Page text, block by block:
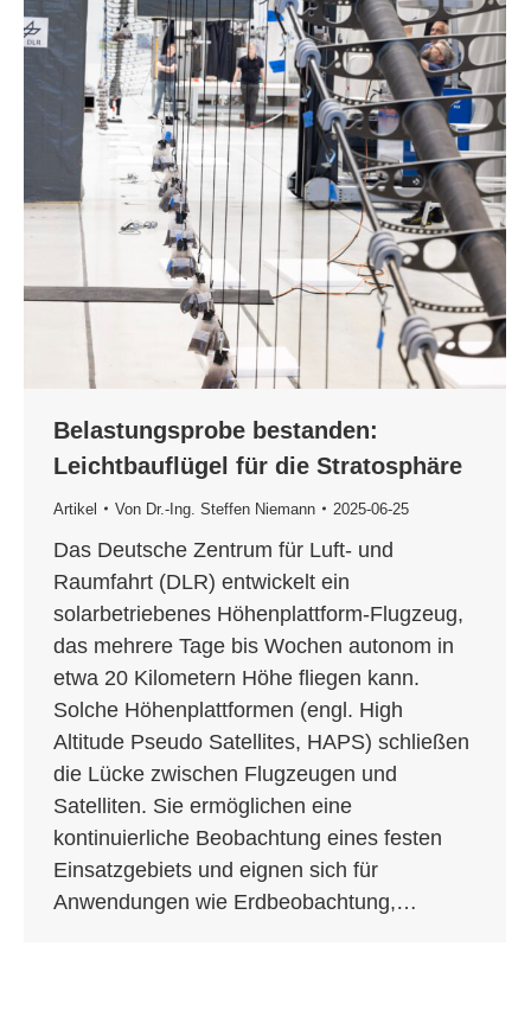
Belastungsprobe bestanden:
Leichtbauflügel für die Stratosphäre
Artikel Von Dr.-Ing. Steffen Niemann 2025-06-25
Das Deutsche Zentrum für Luft- und
Raumfahrt (DLR) entwickelt ein
solarbetriebenes Höhenplattform-Flugzeug,
das mehrere Tage bis Wochen autonom in
etwa 20 Kilometern Höhe fliegen kann.
Solche Höhenplattformen (engl. High
Altitude Pseudo Satellites, HAPS) schließen
die Lücke zwischen Flugzeugen und
Satelliten. Sie ermöglichen eine
kontinuierliche Beobachtung eines festen
Einsatzgebiets und eignen sich für
Anwendungen wie Erdbeobachtung,…